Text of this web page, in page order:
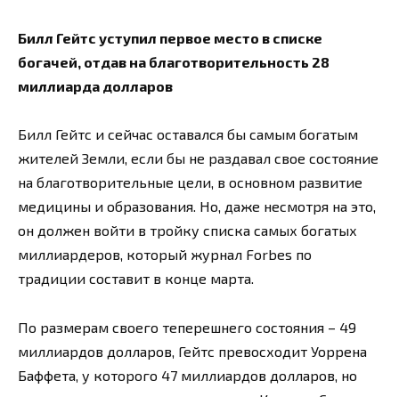
Билл Гейтс уступил первое место в списке
богачей, отдав на благотворительность 28
миллиарда долларов
Билл Гейтс и сейчас оставался бы самым богатым
жителей Земли, если бы не раздавал свое состояние
на благотворительные цели, в основном развитие
медицины и образования. Но, даже несмотря на это,
он должен войти в тройку списка самых богатых
миллиардеров, который журнал Forbes по
традиции составит в конце марта.
По размерам своего теперешнего состояния – 49
миллиардов долларов, Гейтс превосходит Уоррена
Баффета, у которого 47 миллиардов долларов, но